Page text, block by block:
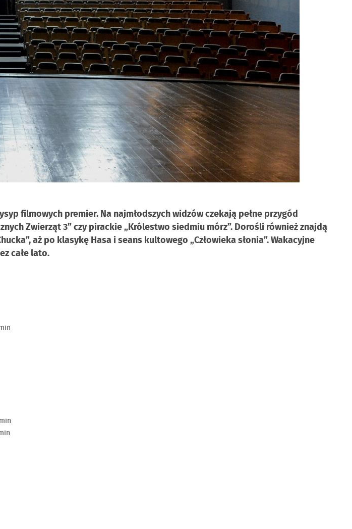
filmowych premier. Na najmłodszych widzów czekają pełne przygód
Zwierząt 3” czy pirackie „Królestwo siedmiu mórz”. Dorośli również znajdą
aż po klasykę Hasa i seans kultowego „Człowieka słonia”. Wakacyjne
całe lato.